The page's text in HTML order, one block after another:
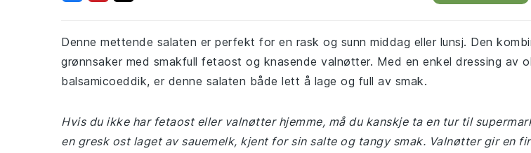
Denne mettende salaten er perfekt for en rask og sunn middag eller lunsj. Den
grønnsaker med smakfull fetaost og knasende valnøtter. Med en enkel dressing av
balsamicoeddik, er denne salaten både lett å lage og full av smak.
Hvis du ikke har fetaost eller valnøtter hjemme, må du kanskje ta en tur til
en gresk ost laget av sauemelk, kjent for sin salte og tangy smak. Valnøtter gir en